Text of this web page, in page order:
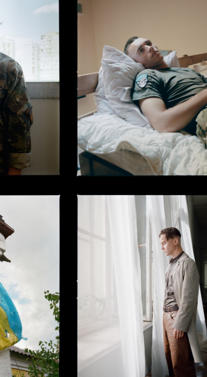
, 21,5 x 26 см, 176 сторінок, 750
ISBN 978-618-5479-35-0.
на червень 2025).
Standard Deviation
, Київ/Берлін,
350 примірників.
Special Look , конкурсFuturespective
IWM Institute for Human
Photo Festival , Копенгаген
Watch,British Journal of Photography
Італія — вересень 2025
Данія —
Festival
M17 , Київ —4 липня – 17 серпня
, Берлін —
— 2024
— 2024
Київ — 2024
To Be), Substation Gallery, Мельбурн,